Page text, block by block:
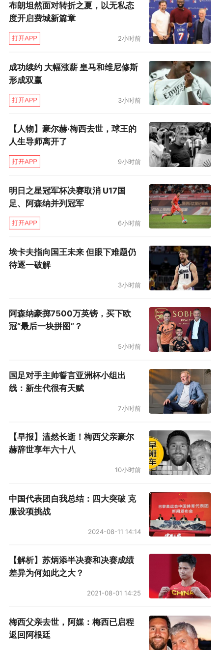
布朗坦然面对转折之夏，以无私态
度开启费城新篇章
2小时前
成功续约 大幅涨薪 皇马和维尼修斯
形成双赢
3小时前
【人物】豪尔赫·梅西去世，球王的
人生导师离开了
9小时前
明日之星冠军杯决赛取消 U17国
足、阿森纳并列冠军
6小时前
埃卡夫指向国王未来 但眼下难题仍
待逐一破解
3小时前
阿森纳豪掷7500万英镑，买下欧
冠“最后一块拼图”？
5小时前
国足对手主帅誓言亚洲杯小组出
线：新生代很有天赋
7小时前
【早报】溘然长逝！梅西父亲豪尔
赫辞世享年六十八
10小时前
中国代表团自我总结：四大突破 克
服设项挑战
2024-08-11 14:14
【解析】苏炳添半决赛和决赛成绩
差异为何如此之大？
2021-08-01 14:25
梅西父亲去世，阿媒：梅西已启程
返回阿根廷